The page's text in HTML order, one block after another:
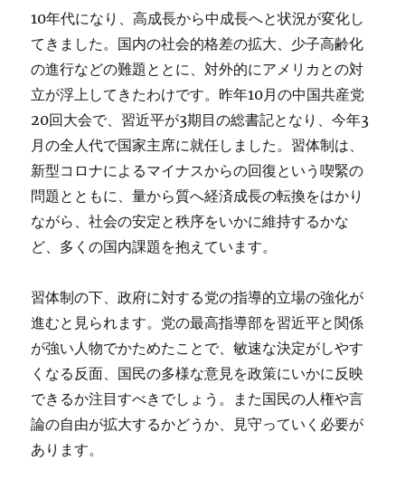
10年代になり、高成長から中成長へと状況が変化し
てきました。国内の社会的格差の拡大、少子高齢化
の進行などの難題ととに、対外的にアメリカとの対
立が浮上してきたわけです。昨年10月の中国共産党
20回大会で、習近平が3期目の総書記となり、今年3
月の全人代で国家主席に就任しました。習体制は、
新型コロナによるマイナスからの回復という喫緊の
問題とともに、量から質へ経済成長の転換をはかり
ながら、社会の安定と秩序をいかに維持するかな
ど、多くの国内課題を抱えています。
習体制の下、政府に対する党の指導的立場の強化が
進むと見られます。党の最高指導部を習近平と関係
が強い人物でかためたことで、敏速な決定がしやす
くなる反面、国民の多様な意見を政策にいかに反映
できるか注目すべきでしょう。また国民の人権や言
論の自由が拡大するかどうか、見守っていく必要が
あります。